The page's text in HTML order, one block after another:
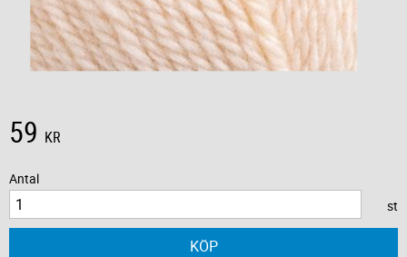
59 KR
Antal
st
KÖP